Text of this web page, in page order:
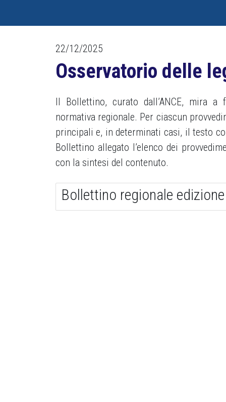
22/12/2025
Osservatorio delle
Il Bollettino, curato dall’ANCE, mira
normativa regionale. Per ciascun
principali e, in determinati casi, il testo
Bollettino allegato l’elenco dei
con la sintesi del contenuto.
Bollettino regionale